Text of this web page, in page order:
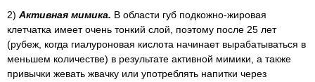
2) Активная мимика. В области губ подкожно-жировая
клетчатка имеет очень тонкий слой, поэтому после 25 лет
(рубеж, когда гиалуроновая кислота начинает вырабатываться в
меньшем количестве) в результате активной мимики, а также
привычки жевать жвачку или употреблять напитки через